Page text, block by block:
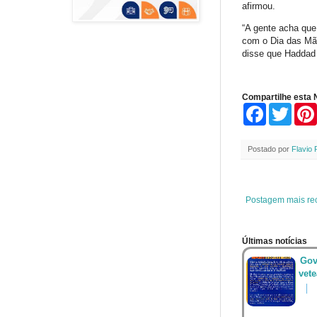
afirmou.
“A gente acha
com o Dia das
disse que
Compartilhe esta
b
w
t
Postado por Flavio
Postagem mais
Últimas notícias